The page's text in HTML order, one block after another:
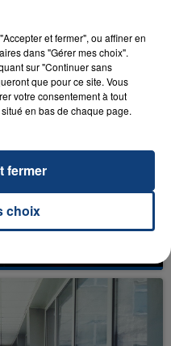
: UNE FEMME ET
le feu après avoir
bébé de trois mois
et fermer", ou affiner en
dans "Gérer mes choix".
sur "Continuer sans
que pour ce site. Vous
votre consentement à tout
en bas de chaque page.
choix
fermer